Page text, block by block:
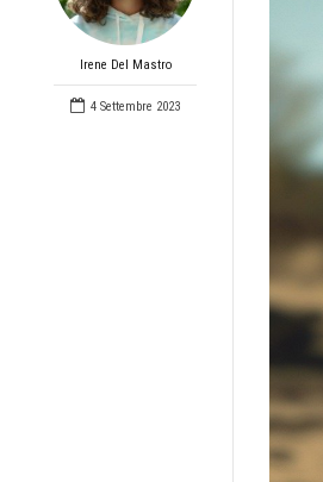
Irene Del Mastro
4 Settembre 2023